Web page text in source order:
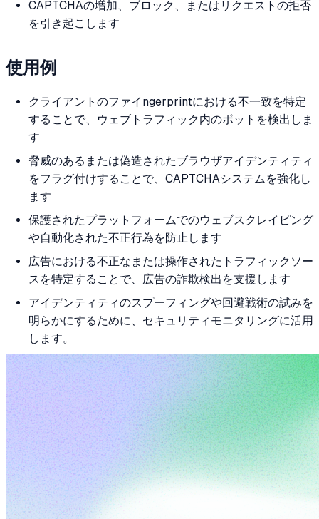
CAPTCHAの増加、ブロック、またはリクエストの拒否
を引き起こします
使用例
クライアントのファイngerprintにおける不一致を特定
することで、ウェブトラフィック内のボットを検出しま
す
脅威のあるまたは偽造されたブラウザアイデンティティ
をフラグ付けすることで、CAPTCHAシステムを強化し
ます
保護されたプラットフォームでのウェブスクレイピング
や自動化された不正行為を防止します
広告における不正なまたは操作されたトラフィックソー
スを特定することで、広告の詐欺検出を支援します
アイデンティティのスプーフィングや回避戦術の試みを
明らかにするために、セキュリティモニタリングに活用
します。